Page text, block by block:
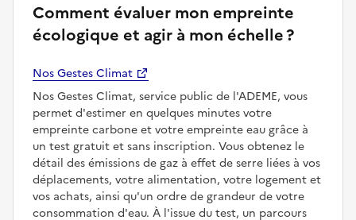
Comment évaluer mon empreinte
écologique et agir à mon échelle ?
Nos Gestes Climat
Nos Gestes Climat, service public de l'ADEME, vous
permet d'estimer en quelques minutes votre
empreinte carbone et votre empreinte eau grâce à
un test gratuit et sans inscription. Vous obtenez le
détail des émissions de gaz à effet de serre liées à vos
déplacements, votre alimentation, votre logement et
vos achats, ainsi qu'un ordre de grandeur de votre
consommation d'eau. À l'issue du test, un parcours